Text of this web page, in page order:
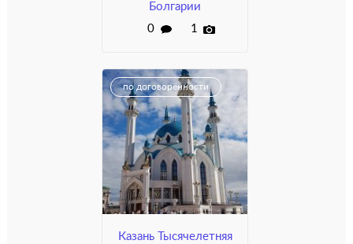
Болгарии
0
1
Казань Тысячелетняя
по договорённости